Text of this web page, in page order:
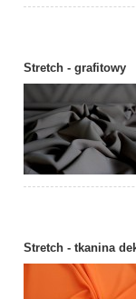
Stretch - grafitowy
Stretch - tkanina